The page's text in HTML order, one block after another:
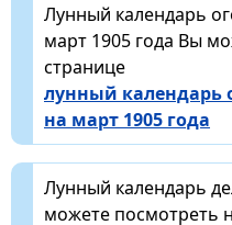
Лунный календарь
март 1905 года Вы
странице
лунный календарь
на март 1905 года
Лунный календарь
можете посмотреть